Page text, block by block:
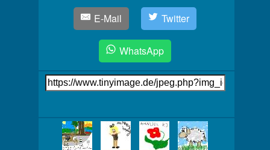
E-Mail Twitter
WhatsApp
Link
auf's
Mehr
Bilder!